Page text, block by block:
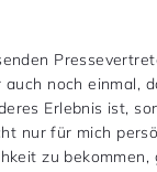
noch einmal,
Erlebnis ist,
nur für mich
zu